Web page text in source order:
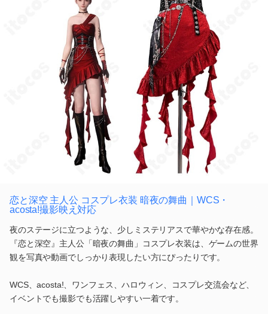
恋と深空 主人公 コスプレ衣装 暗夜の舞曲｜WCS・
acosta!撮影映え対応
夜のステージに立つような、少しミステリアスで華やかな存在感。
『恋と深空』主人公「暗夜の舞曲」コスプレ衣装は、ゲームの世界
観を写真や動画でしっかり表現したい方にぴったりです。
WCS、acosta!、ワンフェス、ハロウィン、コスプレ交流会など、
イベントでも撮影でも活躍しやすい一着です。